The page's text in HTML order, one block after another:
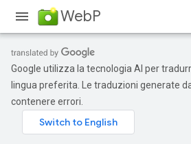
WebP
Google utilizza la tecnologia AI per
lingua preferita. Le traduzioni generate
contenere errori.